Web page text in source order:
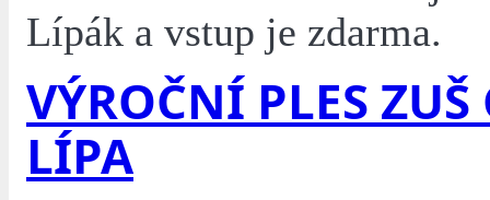
Lípák a vstup je zdarma.
VÝROČNÍ PLES ZUŠ
LÍPA